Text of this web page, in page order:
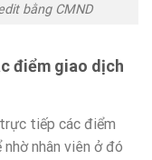
bằng CMND
điểm giao dịch
tiếp các điểm
nhân viên ở đó